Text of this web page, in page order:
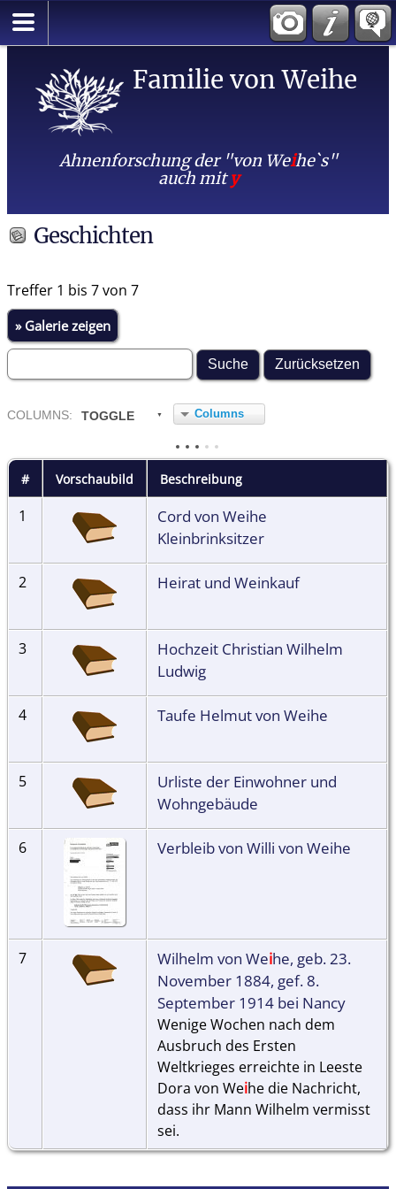
Familie von Weihe
Ahnenforschung der "von Weihe`s"
auch mity
Geschichten
Treffer 1 bis 7 von 7
» Galerie zeigen
COL UMNS: TOGGLE Columns
# Vorschaubild Beschreibung
1
Cord von Weihe
Kleinbrinksitzer
2 Heirat und Weinkauf
3
Hochzeit Christian Wilhelm
Ludwig
4 Taufe Helmut von Weihe
5
Urliste der Einwohner und
Wohngebäude
6 Verbleib von Willi von Weihe
7 Wilhelm von Weihe, geb. 23.
November 1884, gef. 8.
September 1914 bei Nancy
Wenige Wochen nach dem
Ausbruch des Ersten
Weltkrieges erreichte in Leeste
Dora von Weihe die Nachricht,
dass ihr Mann Wilhelm vermisst
sei.